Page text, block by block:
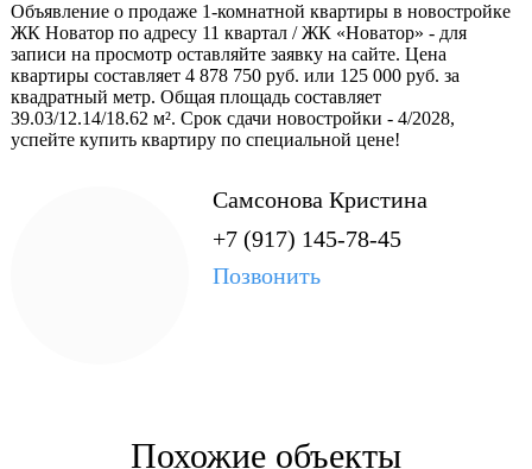
Безопасность на высшем уровне:
система видеонаблюдения по периметру
Объявление о продаже 1-комнатной квартиры в новостройке
ЖК Новатор по адресу 11 квартал / ЖК «Новатор» - для
записи на просмотр оставляйте заявку на сайте. Цена
квартиры составляет 4 878 750 руб. или 125 000 руб. за
квадратный метр. Общая площадь составляет
39.03/12.14/18.62 м². Срок сдачи новостройки - 4/2028,
успейте купить квартиру по специальной цене!
Самсонова Кристина
+7 (917) 145-78-45
Позвонить
Похожие объекты